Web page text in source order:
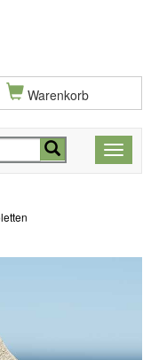
Warenkorb
Toggle